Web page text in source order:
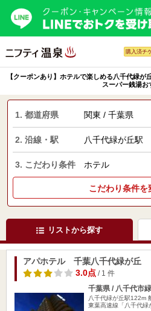
購入済チ
【クーポンあり】ホテルで楽しめる八千代緑が
スーパー銭湯お
1. 都道府県 関東 / 千葉県
2. 沿線・駅 八千代緑が丘駅
3. こだわり条件 ホテル
こだわり条件を
リストから探す
アパホテル 千葉八千代緑が丘
3.0点/ 1 件
千葉県 / 八千代市
八千代緑が丘駅122m
東葉高速線「八千代緑